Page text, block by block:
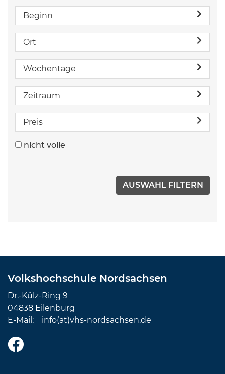
Beginn
Ort
Wochentage
Zeitraum
Preis
nicht volle
Volkshochschule Nordsachsen
Dr.-Külz-Ring 9
04838 Eilenburg
E-Mail: info(at)vhs-nordsachsen.de